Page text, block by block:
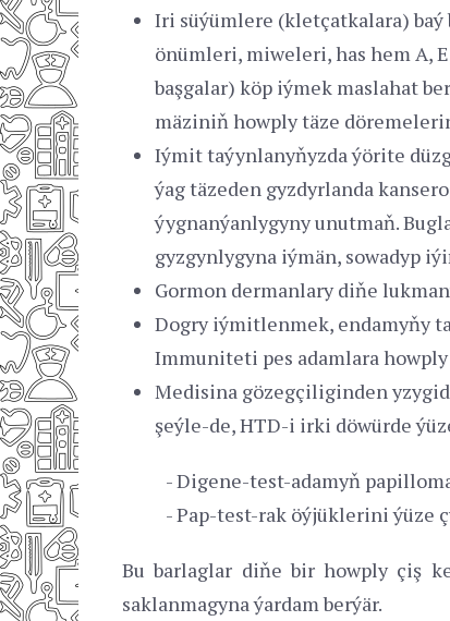
Iri süýümlere (kletçatkalara)
önümleri, miweleri, has hem A,
başgalar) köp iýmek maslahat
mäziniň howply täze
Iýmit taýynlanyňyzda ýörite
ýag täzeden gyzdyrlanda
ýygnanýanlygyny unutmaň.
gyzgynlygyna iýmän, sowadyp
Gormon dermanlary diňe
Dogry iýmitlenmek, endamyňy
Immuniteti pes adamlara
Medisina gözegçiliginden
şeýle-de, HTD-i irki döwürde
- Digene-test-adamyň
- Pap-test-rak öýjüklerini ýüze
Bu barlaglar diňe bir howply çiş
saklanmagyna ýardam berýär.